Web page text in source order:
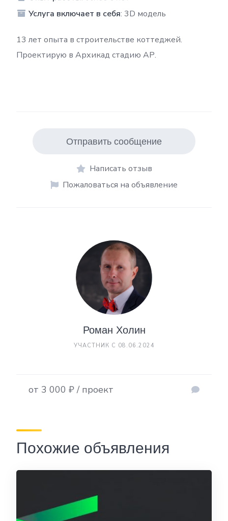
Услуга включает в себя: 3D модель
13 лет опыта в строительстве коттеджей.
Проектирую в Архикад стадию АР.
Отправить сообщение
Написать отзыв
Пожаловаться на объявление
Роман Холин
УЧАСТНИК С 08.06.2024
от 3 000 ₽ / проект
Похожие объявления